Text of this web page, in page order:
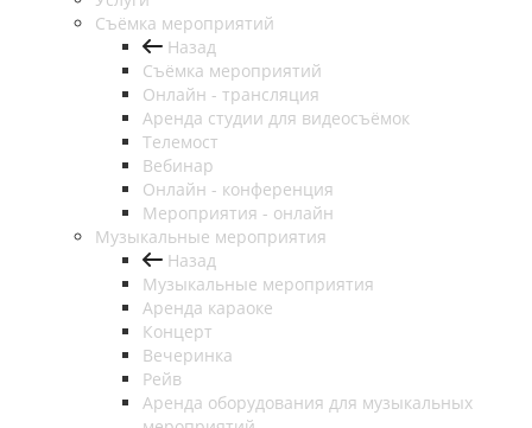
Съёмка мероприятий
Назад
Съёмка мероприятий
Онлайн - трансляция
Аренда студии для видеосъёмок
Телемост
Вебинар
Онлайн - конференция
Мероприятия - онлайн
Музыкальные мероприятия
Назад
Музыкальные мероприятия
Аренда караоке
Концерт
Вечеринка
Рейв
Аренда оборудования для музыкальных